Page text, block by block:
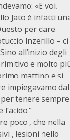
«E voi,
Jato è infatti
per dare
Inzerillo – ci
all’inizio degli
e molto
mattino e si
impiegavamo
tenere sempre
poco , che nella
, lesioni nello